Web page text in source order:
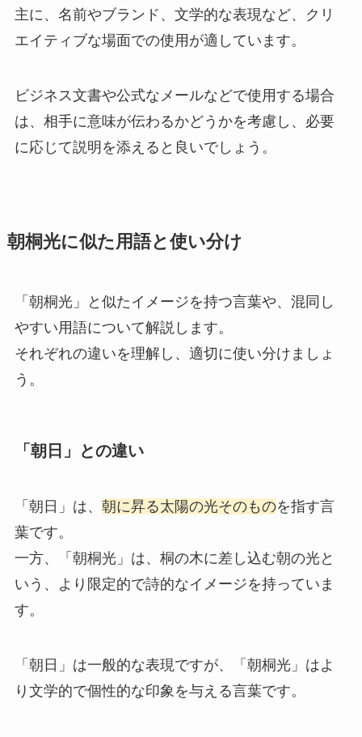
主に、名前やブランド、文学的な表現など、クリ
エイティブな場面での使用が適しています。
ビジネス文書や公式なメールなどで使用する場合
は、相手に意味が伝わるかどうかを考慮し、必要
に応じて説明を添えると良いでしょう。
朝桐光に似た用語と使い分け
「朝桐光」と似たイメージを持つ言葉や、混同し
やすい用語について解説します。
それぞれの違いを理解し、適切に使い分けましょ
う。
「朝日」との違い
「朝日」は、 朝に昇る太陽の光そのものを指す言
葉です。
一方、「朝桐光」は、桐の木に差し込む朝の光と
いう、より限定的で詩的なイメージを持っていま
す。
「朝日」は一般的な表現ですが、「朝桐光」はよ
り文学的で個性的な印象を与える言葉です。